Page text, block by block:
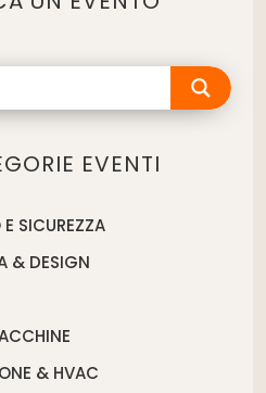
EVENTI
SICUREZZA
& DESIGN
& HVAC